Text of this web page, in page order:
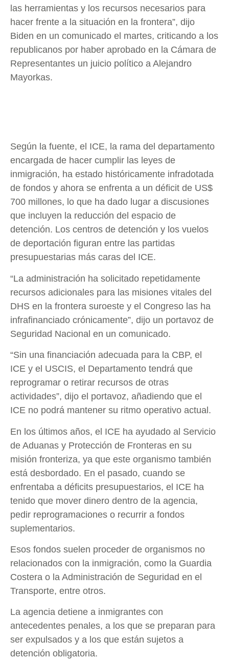
las herramientas y los recursos necesarios para
hacer frente a la situación en la frontera”, dijo
Biden en un comunicado el martes, criticando a los
republicanos por haber aprobado en la Cámara de
Representantes un juicio político a Alejandro
Mayorkas.
Según la fuente, el ICE, la rama del departamento
encargada de hacer cumplir las leyes de
inmigración, ha estado históricamente infradotada
de fondos y ahora se enfrenta a un déficit de US$
700 millones, lo que ha dado lugar a discusiones
que incluyen la reducción del espacio de
detención. Los centros de detención y los vuelos
de deportación figuran entre las partidas
presupuestarias más caras del ICE.
“La administración ha solicitado repetidamente
recursos adicionales para las misiones vitales del
DHS en la frontera suroeste y el Congreso las ha
infrafinanciado crónicamente”, dijo un portavoz de
Seguridad Nacional en un comunicado.
“Sin una financiación adecuada para la CBP, el
ICE y el USCIS, el Departamento tendrá que
reprogramar o retirar recursos de otras
actividades”, dijo el portavoz, añadiendo que el
ICE no podrá mantener su ritmo operativo actual.
En los últimos años, el ICE ha ayudado al Servicio
de Aduanas y Protección de Fronteras en su
misión fronteriza, ya que este organismo también
está desbordado. En el pasado, cuando se
enfrentaba a déficits presupuestarios, el ICE ha
tenido que mover dinero dentro de la agencia,
pedir reprogramaciones o recurrir a fondos
suplementarios.
Esos fondos suelen proceder de organismos no
relacionados con la inmigración, como la Guardia
Costera o la Administración de Seguridad en el
Transporte, entre otros.
La agencia detiene a inmigrantes con
antecedentes penales, a los que se preparan para
ser expulsados y a los que están sujetos a
detención obligatoria.